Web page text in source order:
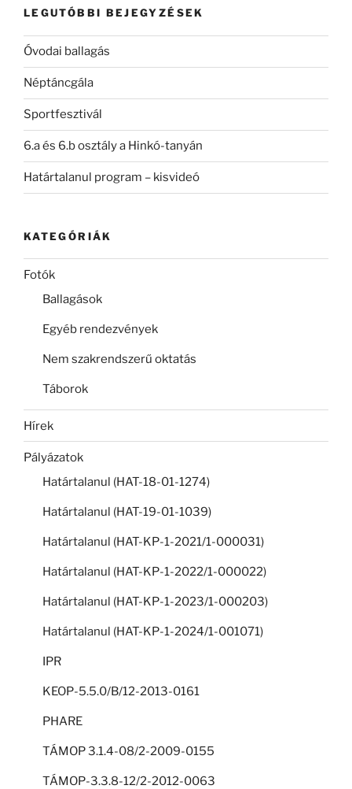
LEGUTÓBBI BEJEGYZÉSEK
Óvodai ballagás
Néptáncgála
Sportfesztivál
6.a és 6.b osztály a Hinkó-tanyán
Határtalanul program – kisvideó
KATEGÓRIÁK
Fotók
Ballagások
Egyéb rendezvények
Nem szakrendszerű oktatás
Táborok
Hírek
Pályázatok
Határtalanul (HAT-18-01-1274)
Határtalanul (HAT-19-01-1039)
Határtalanul (HAT-KP-1-2021/1-000031)
Határtalanul (HAT-KP-1-2022/1-000022)
Határtalanul (HAT-KP-1-2023/1-000203)
Határtalanul (HAT-KP-1-2024/1-001071)
IPR
KEOP-5.5.0/B/12-2013-0161
PHARE
TÁMOP 3.1.4-08/2-2009-0155
TÁMOP-3.3.8-12/2-2012-0063